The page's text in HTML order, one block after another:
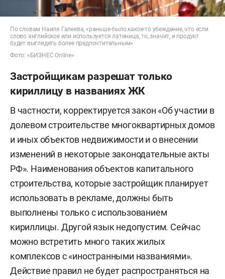
По словам Наиля Галеева, «раньше было какое-то убеждение, что если
слово английское или используется латиница, то, значит, и продукт
будет выглядеть более предпочтительным»
Фото: «БИЗНЕС Online»
Застройщикам разрешат только
кириллицу в названиях ЖК
В частности, корректируется закон «Об участии в
долевом строительстве многоквартирных домов
и иных объектов недвижимости и о внесении
изменений в некоторые законодательные акты
РФ». Наименования объектов капитального
строительства, которые застройщик планирует
использовать в рекламе, должны быть
выполнены только с использованием
кириллицы. Другой язык недопустим. Сейчас
можно встретить много таких жилых
комплексов с «иностранными названиями».
Действие правил не будет распространяться на